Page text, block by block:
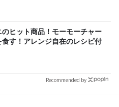
のヒット商品！モーモーチャー
食す！アレンジ自在のレシピ付
Recommended by